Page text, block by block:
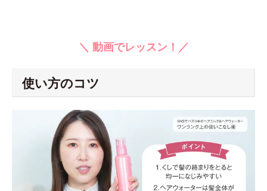
＼ 動画でレッスン！／
使い方のコツ